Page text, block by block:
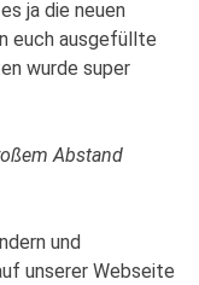
ja die neuen
euch ausgefüllte
wurde super
Abstand
und
unserer Webseite